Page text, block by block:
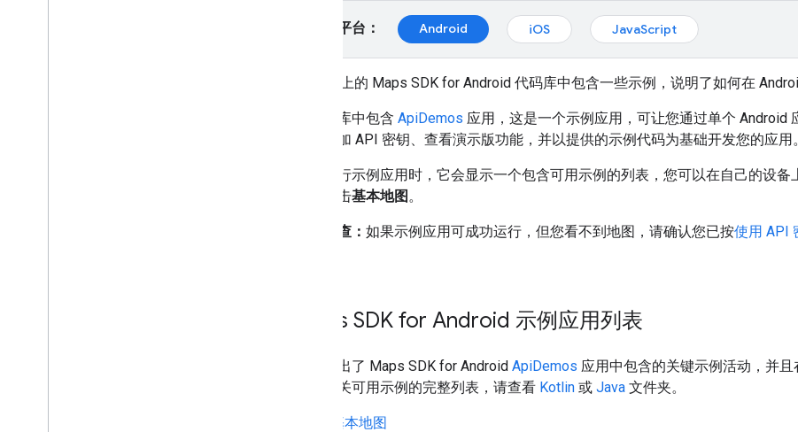
请选择平台： Android iOS JavaScript
上的 Maps SDK for Android 代码库中包含一些示例，说明了如何在
该代码库中包含 ApiDemos 应用，这是一个示例应用，可让您通过单个 Android
用、添加 API 密钥、查看演示版功能，并以提供的示例代码为基础开发您的应用。
当您运行示例应用时，它会显示一个包含可用示例的列表，您可以在自己的设
如，点击基本地图。
问题排查： 如果示例应用可成功运行，但您看不到地图，请确认您已按使用 API
Maps SDK for Android 示例应用列表
下面列出了 Maps SDK for Android ApiDemos 应用中包含的关键示例活动，并
看。有关可用示例的完整列表，请查看 Kotlin 或 Java 文件夹。
基本地图